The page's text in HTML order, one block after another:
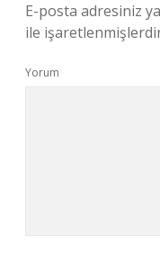
E-posta adresiniz
ile
Yorum